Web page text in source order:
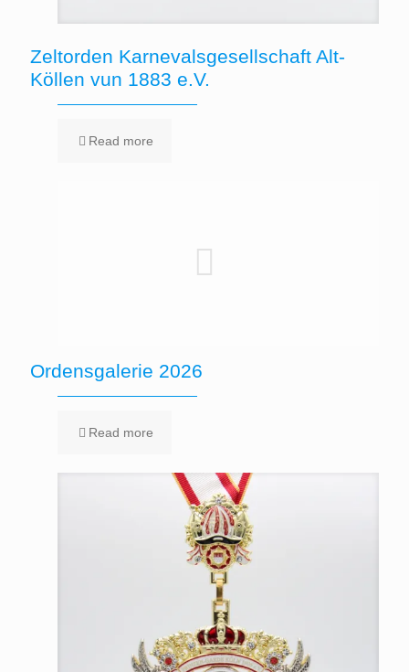
Zeltorden Karnevalsgesellschaft Alt-
Köllen vun 1883 e.V.
Read more
Ordensgalerie 2026
Read more